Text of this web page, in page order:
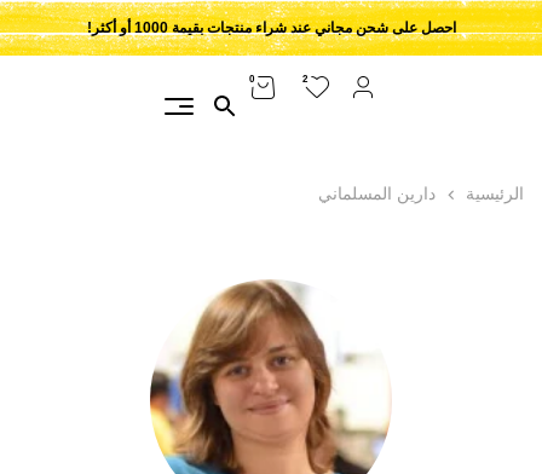
احصل على شحن مجاني عند شراء منتجات بقيمة 1000 أو أكثر!
2
0
الرئيسية دارين المسلماني